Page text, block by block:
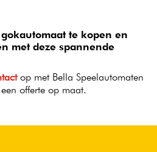
te kopen en
met deze spannende
op met Bella Speelautomaten
offerte op maat.